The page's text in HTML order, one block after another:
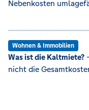
Nebenkosten
Wohnen & Immobilien
Was ist die Kaltmiete?
nicht die